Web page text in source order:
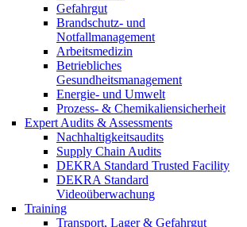
Gefahrgut
Brandschutz- und
Notfallmanagement
Arbeitsmedizin
Betriebliches
Gesundheitsmanagement
Energie- und Umwelt
Prozess- & Chemikaliensicherheit
Expert Audits & Assessments
Nachhaltigkeitsaudits
Supply Chain Audits
DEKRA Standard Trusted Facility
DEKRA Standard
Videoüberwachung
Training
Transport, Lager & Gefahrgut